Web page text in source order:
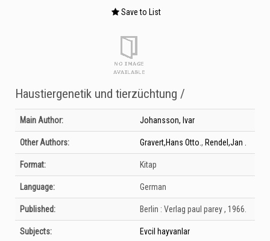
Save to List
Haustiergenetik und tierzüchtung /
Bibliographic Details
Main Author: Johansson, Ivar
Other Authors: Gravert,Hans Otto. , Rendel,Jan .
Format: Kitap
Language: German
Published: Berlin : Verlag paul parey , 1966.
Subjects: Evcil hayvanlar